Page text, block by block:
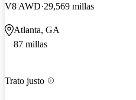
V8 AWD 29,569 millas
Atlanta, GA
87 millas
Trato justo